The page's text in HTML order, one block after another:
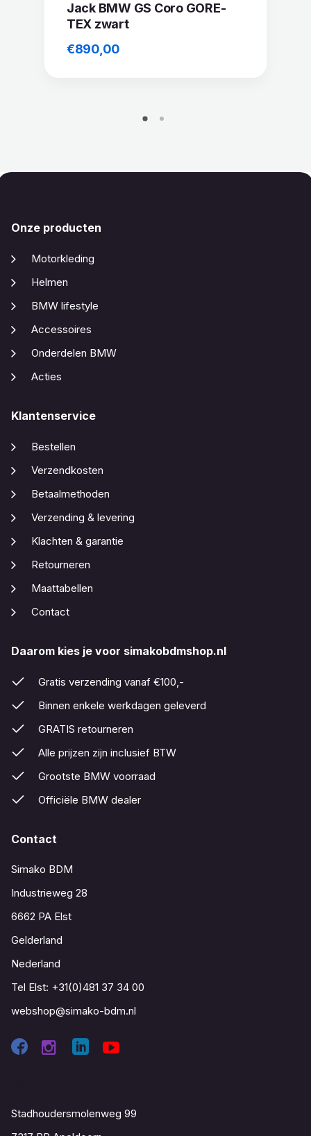
Jack BMW GS Coro GORE-
TEX zwart
€890,00
Onze producten
Motorkleding
Helmen
BMW lifestyle
Accessoires
Onderdelen BMW
Acties
Klantenservice
Bestellen
Verzendkosten
Betaalmethoden
Verzending & levering
Klachten & garantie
Retourneren
Maattabellen
Contact
Daarom kies je voor simakobdmshop.nl
Gratis verzending vanaf €100,-
Binnen enkele werkdagen geleverd
GRATIS retourneren
Alle prijzen zijn inclusief BTW
Grootste BMW voorraad
Officiële BMW dealer
Contact
Simako BDM
Industrieweg 28
6662 PA Elst
Gelderland
Nederland
Tel Elst: +31(0)481 37 34 00
webshop@simako-bdm.nl
Stadhoudersmolenweg 99